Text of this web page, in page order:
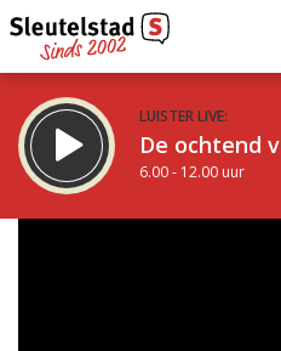
LUISTER LIVE:
De ochtend
6.00 - 12.00 uur